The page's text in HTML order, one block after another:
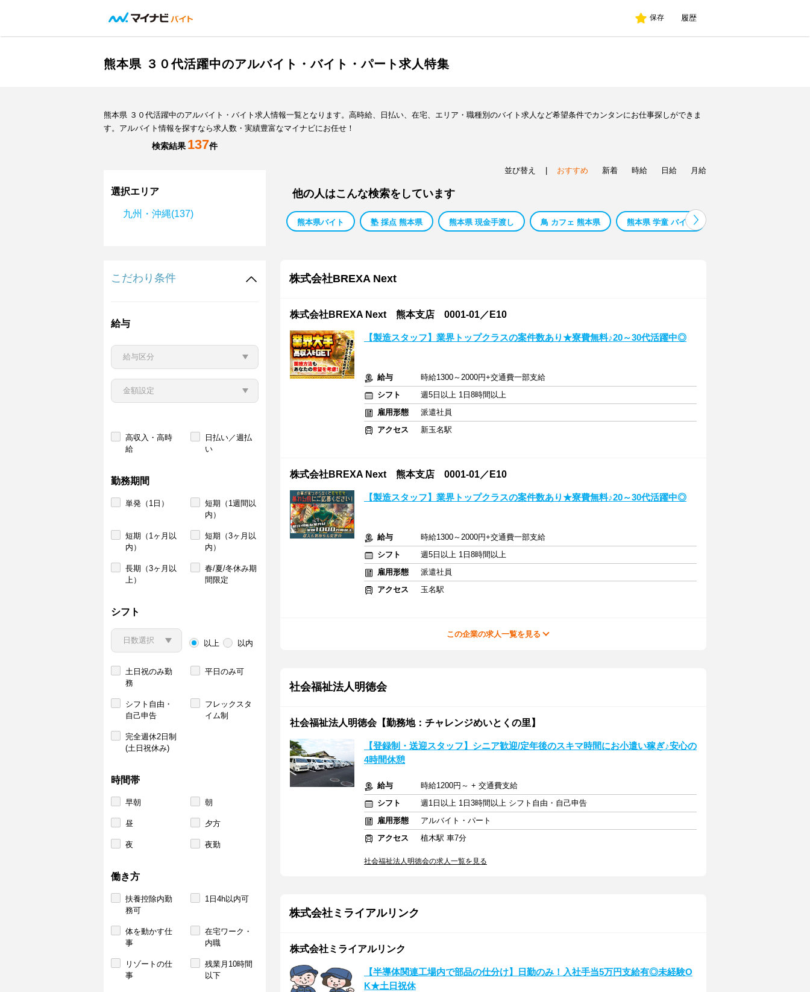
保存 履歴
熊本県 ３０代活躍中のアルバイト・バイト・パート求人特集
熊本県 ３０代活躍中のアルバイト・バイト求人情報一覧となります。高時給、日払い、在宅、エリア・職種別のバイト求人など希望条件でカンタンにお仕事探しができま
す。アルバイト情報を探すなら求人数・実績豊富なマイナビにお任せ！
検索結果 137件
選択エリア
九州・沖縄(137)
こだわり条件
給与
高収入・高時
給
日払い／週払
い
勤務期間
単発（1日）
短期（1週間以
内）
短期（1ヶ月以
内）
短期（3ヶ月以
内）
長期（3ヶ月以
上）
春/夏/冬休み期
間限定
シフト
以上 以内
土日祝のみ勤
務
平日のみ可
シフト自由・
自己申告
フレックスタ
イム制
完全週休2日制
(土日祝休み)
時間帯
早朝 朝
昼 夕方
夜 夜勤
働き方
扶養控除内勤
務可
1日4h以内可
体を動かす仕
事
在宅ワーク・
内職
リゾートの仕
事
残業月10時間
以下
並び替え おすすめ 新着 時給 日給 月給
他の人はこんな検索をしています
熊本県バイト 塾 採点 熊本県 熊本県 現金手渡し 鳥 カフェ 熊本県 熊本県 学童 バイト
株式会社BREXA Next
株式会社BREXA Next 熊本支店 0001-01／E10
【製造スタッフ】業界トップクラスの案件数あり★寮費無料♪20～30代活躍中◎
給与
時給1300～2000円+交通費一部支給
シフト
週5日以上 1日8時間以上
雇用形態
派遣社員
アクセス
新玉名駅
株式会社BREXA Next 熊本支店 0001-01／E10
【製造スタッフ】業界トップクラスの案件数あり★寮費無料♪20～30代活躍中◎
給与
時給1300～2000円+交通費一部支給
シフト
週5日以上 1日8時間以上
雇用形態
派遣社員
アクセス
玉名駅
この企業の求人一覧を見る
社会福祉法人明徳会
社会福祉法人明徳会【勤務地：チャレンジめいとくの里】
【登録制・送迎スタッフ】シニア歓迎/定年後のスキマ時間にお小遣い稼ぎ♪安心の
4時間休憩
給与
時給1200円～ + 交通費支給
シフト
週1日以上 1日3時間以上 シフト自由・自己申告
雇用形態
アルバイト・パート
アクセス
植木駅 車7分
社会福祉法人明徳会の求人一覧を見る
株式会社ミライアルリンク
株式会社ミライアルリンク
【半導体関連工場内で部品の仕分け】日勤のみ！入社手当5万円支給有◎未経験O
K★土日祝休